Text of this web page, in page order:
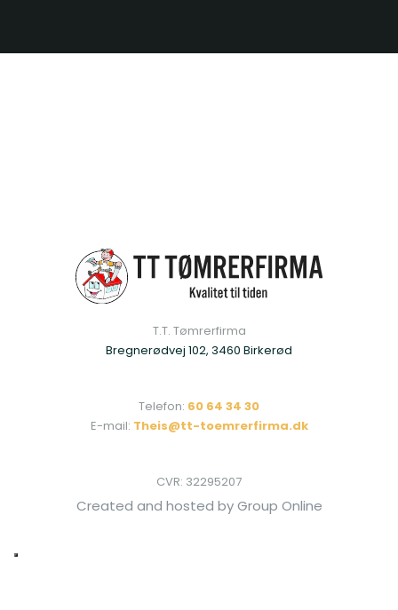
T.T. Tømrerfirma​
Bregnerødvej 102, 3460 Birkerød
Telefon: 60 64 34 30
E-mail: Theis@tt-toemrerfirma.dk
CVR: ​32295207
Created and hosted by Group Online